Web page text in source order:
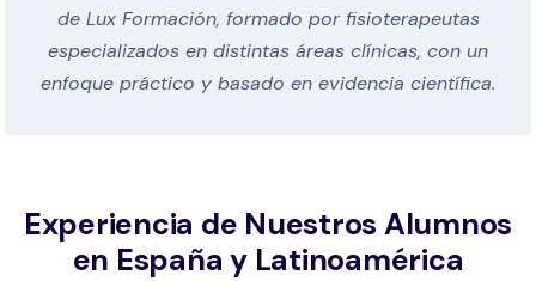
de Lux Formación, formado por fisioterapeutas
especializados en distintas áreas clínicas, con un
enfoque práctico y basado en evidencia científica.
Experiencia de Nuestros Alumnos
en España y Latinoamérica